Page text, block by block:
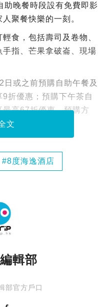
助晚餐時段設有免費即影
聚餐快樂的一刻。
食，包括壽司及卷物、
指、芒果拿破崙、現場
或之前預購自助午餐及
折優惠；預購下午茶自
高67折優惠。預購方
臨8度海逸酒店。
文
8度海逸酒店
輯部
部官方戶口